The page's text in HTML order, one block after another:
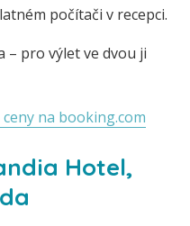
počítači v recepci.
– pro výlet ve dvou ji
na booking.com
Hotel,